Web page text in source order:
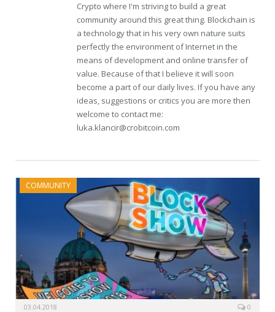
Crypto where I'm striving to build a great
community around this great thing. Blockchain is
a technology that in his very own nature suits
perfectly the environment of Internet in the
means of development and online transfer of
value. Because of that I believe it will soon
become a part of our daily lives. If you have any
ideas, suggestions or critics you are more then
welcome to contact me:
luka.klancir@crobitcoin.com
COMMUNITY
03.04.2018 0